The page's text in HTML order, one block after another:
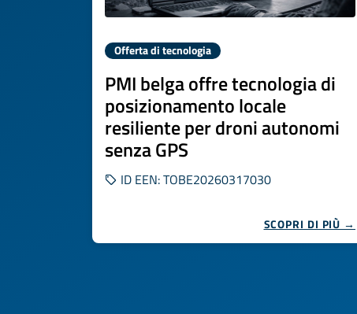
Offerta di tecnologia
PMI belga offre tecnologia di
posizionamento locale
resiliente per droni autonomi
senza GPS
ID EEN: TOBE20260317030
SCOPRI DI PIÙ →